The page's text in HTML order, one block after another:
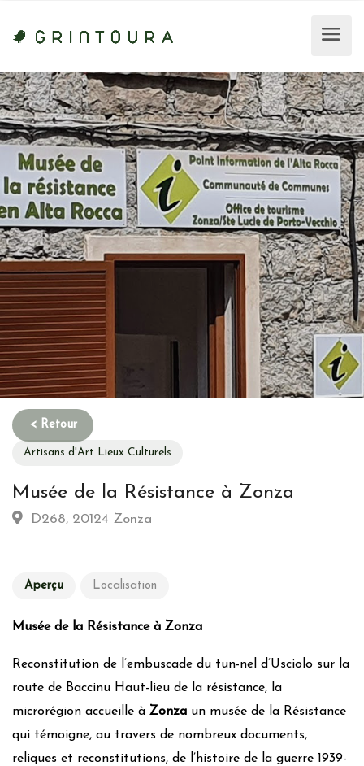
Artisans d'Art Lieux Culturels
Musée de la Résistance à Zonza
D268, 20124 Zonza
Aperçu Localisation
Musée de la Résistance à Zonza
Reconstitution de l’embuscade du tun-nel d’Usciolo sur la
route de Baccinu Haut-lieu de la résistance, la
microrégion accueille à Zonza un musée de la Résistance
qui témoigne, au travers de nombreux documents,
reliques et reconstitutions, de l’histoire de la guerre 1939-